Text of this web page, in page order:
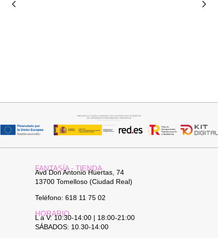
FANTASÍA - TIENDA
Avd Don Antonio Huertas, 74
13700 Tomelloso (Ciudad Real)
Teléfono: 618 11 75 02
HORARIO
L a V: 10:30-14:00 | 18:00-21:00
SÁBADOS: 10.30-14:00